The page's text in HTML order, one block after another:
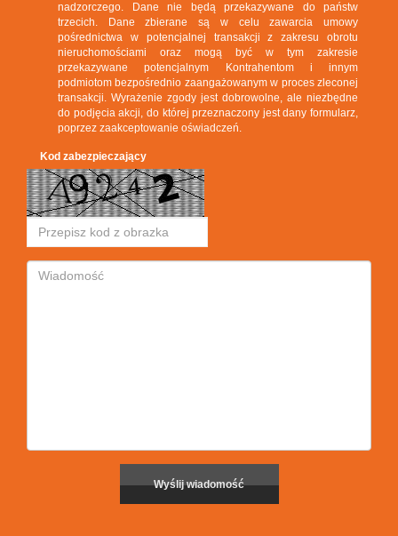
nadzorczego. Dane nie będą przekazywane do państw
trzecich. Dane zbierane są w celu zawarcia umowy
pośrednictwa w potencjalnej transakcji z zakresu obrotu
nieruchomościami oraz mogą być w tym zakresie
przekazywane potencjalnym Kontrahentom i innym
podmiotom bezpośrednio zaangażowanym w proces zleconej
transakcji. Wyrażenie zgody jest dobrowolne, ale niezbędne
do podjęcia akcji, do której przeznaczony jest dany formularz,
poprzez zaakceptowanie oświadczeń.
Kod zabezpieczający